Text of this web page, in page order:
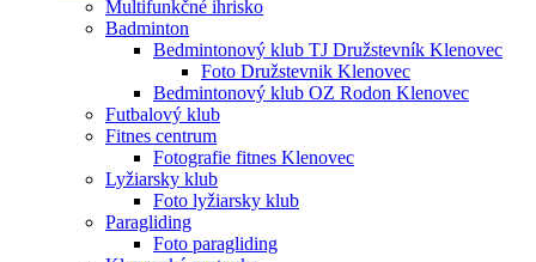
Multifunkčné ihrisko
Badminton
Bedmintonový klub TJ Družstevník Klenovec
Foto Družstevnik Klenovec
Bedmintonový klub OZ Rodon Klenovec
Futbalový klub
Fitnes centrum
Fotografie fitnes Klenovec
Lyžiarsky klub
Foto lyžiarsky klub
Paragliding
Foto paragliding